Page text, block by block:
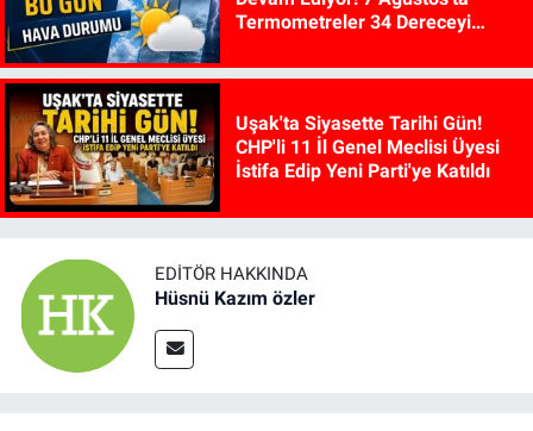
Termometreler 34 Dereceyi
Uşak'ta Siyasette Tarihi Gün!
CHP'li 11 İl Genel Meclisi Üyesi
İstifa Edip Yeni Parti'ye Katıldı
EDITÖR HAKKINDA
Hüsnü Kazım özler